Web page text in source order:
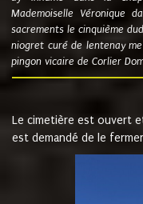
Mademoiselle Véronique
sacrements le cinquième
niogret curé de lentenay
pingon vicaire de Corlier
Le cimetière est ouvert
est demandé de le